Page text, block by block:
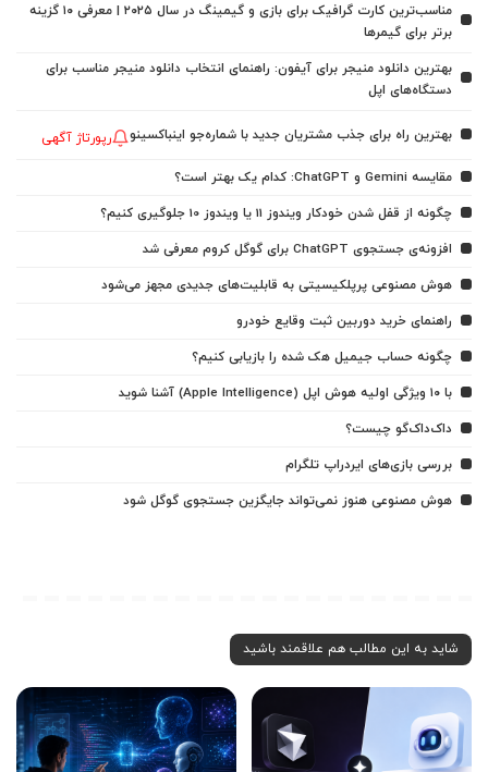
مناسب‌ترین کارت گرافیک برای بازی و گیمینگ در سال ۲۰۲۵ | معرفی ۱۰ گزینه
برتر برای گیمرها
بهترین دانلود منیجر برای آیفون: راهنمای انتخاب دانلود منیجر مناسب برای
دستگاه‌های اپل
بهترین راه برای جذب مشتریان جدید با شماره‌جو اینباکسینو رپورتاژ آگهی
مقایسه Gemini و ChatGPT: کدام یک بهتر است؟
چگونه از قفل شدن خودکار ویندوز 11 یا ویندوز 10 جلوگیری کنیم؟
افزونه‌ی جستجوی ChatGPT برای گوگل کروم معرفی شد
هوش مصنوعی پرپلکیسیتی به قابلیت‌های جدیدی مجهز می‌شود
راهنمای خرید دوربین ثبت وقایع خودرو
چگونه حساب جیمیل هک شده را بازیابی کنیم؟
با ۱۰ ویژگی اولیه هوش اپل (Apple Intelligence) آشنا شوید
داک‌داک‌گو چیست؟
بررسی بازی‌های ایردراپ تلگرام
هوش مصنوعی هنوز نمی‌تواند جایگزین جستجوی گوگل شود
شاید به این مطالب هم علاقمند باشید